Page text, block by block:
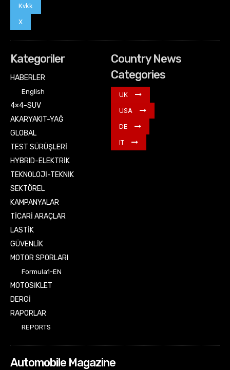
Kvkk
X
Kategoriler
HABERLER
English
4×4-SUV
AKARYAKIT-YAĞ
GLOBAL
TEST SÜRÜŞLERİ
HYBRID-ELEKTRİK
TEKNOLOJİ-TEKNİK
SEKTÖREL
KAMPANYALAR
TİCARİ ARAÇLAR
LASTİK
GÜVENLİK
MOTOR SPORLARI
Formula1-EN
MOTOSİKLET
DERGİ
RAPORLAR
REPORTS
Country News
Categories
UK
USA
DE
IT
Automobile Magazine